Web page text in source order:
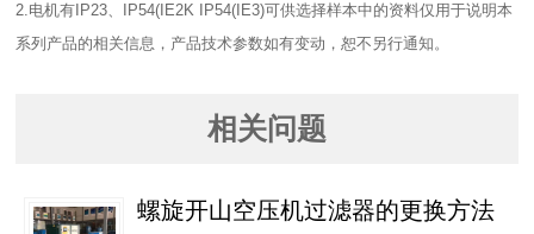
2.电机有IP23、IP54(IE2K IP54(IE3)可供选择样本中的资料仅用于说明本
系列产品的相关信息，产品技术参数如有变动，恕不另行通知。
相关问题
螺旋开山空压机过滤器的更换方法